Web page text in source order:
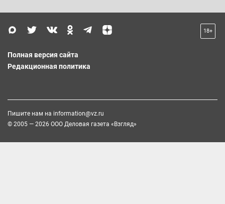
18+
Полная версия сайта
Редакционная политика
Пишите нам на information@vz.ru
© 2005 — 2026 ООО Деловая газета «Взгляд»